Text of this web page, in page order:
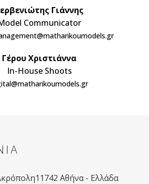
Γιάννης
Communicator
Γέρου Χριστιάννα
In-House Shoots
11742 Αθήνα - Ελλάδα